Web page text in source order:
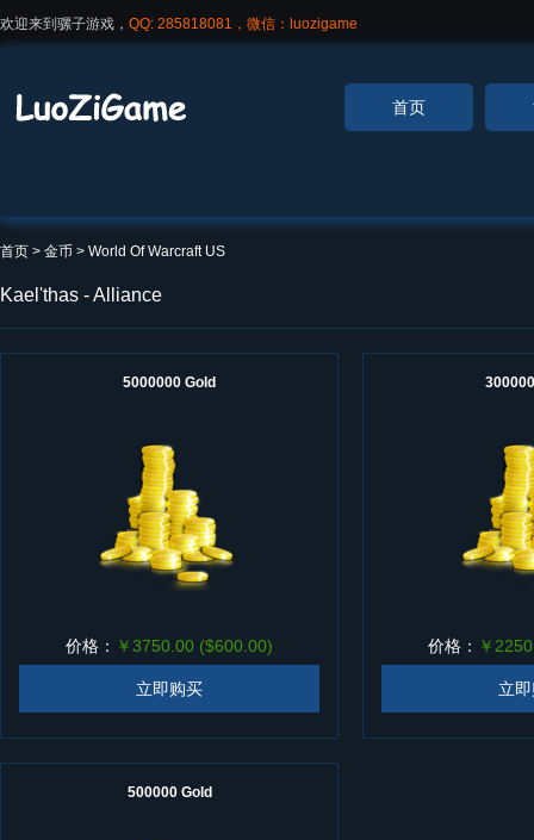
欢迎来到骡子游戏， QQ: 285818081，微信：luozigame
首页
首页 > 金币 > World Of Warcraft US
Kael'thas - Alliance
5000000 Gold
价格： ￥3750.00 ($600.00)
立即购买
价格： ￥
立
500000 Gold